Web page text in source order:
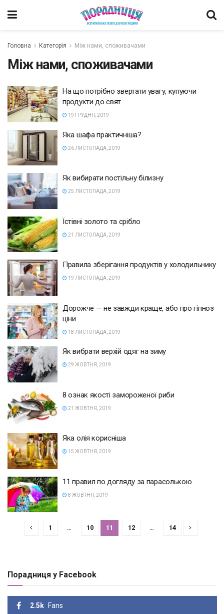
Головна Категорія Між нами, споживачами
Між нами, споживачами
На що потрібно звертати увагу, купуючи
продукти до свят
19 ГРУДНЯ, 2019
Яка шафа практичніша?
26 ЛИСТОПАДА, 2019
Як вибирати постільну білизну
25 ЛИСТОПАДА, 2019
Їстівні золото та срібло
21 ЛИСТОПАДА, 2019
Правила зберігання продуктів у холодильнику
19 ЛИСТОПАДА, 2019
Дорожче — не завжди краще, або про гіпноз
ціни
18 ЛИСТОПАДА, 2019
Як вибрати верхій одяг на зиму
29 ЖОВТНЯ, 2019
8 ознак якості замороженої риби
21 ЖОВТНЯ, 2019
Яка олія корисніша
15 ЖОВТНЯ, 2019
11 правил по догляду за парасолькою
8 ЖОВТНЯ, 2019
1 … 10 11 12 … 14
Порадниця у Facebook
2.5k Fans